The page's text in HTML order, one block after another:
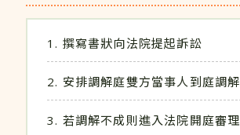
撰寫書狀向法院提起訴訟
安排調解庭雙方當事人到庭調解
若調解不成則進入法院開庭審理